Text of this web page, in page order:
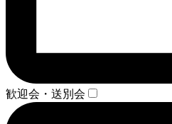
歓迎会・送別会